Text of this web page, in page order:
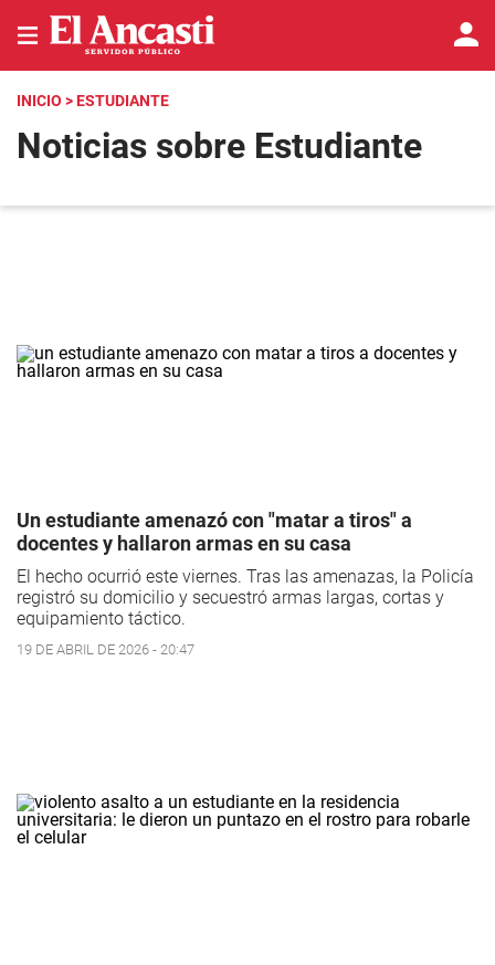
INICIO > ESTUDIANTE
Noticias sobre Estudiante
Un estudiante amenazó con "matar a tiros" a
docentes y hallaron armas en su casa
El hecho ocurrió este viernes. Tras las amenazas, la Policía
registró su domicilio y secuestró armas largas, cortas y
equipamiento táctico.
19 DE ABRIL DE 2026 - 20:47